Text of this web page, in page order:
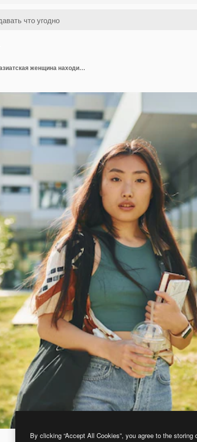
Стоя напротив современного здания Молодая азиатская женщина находится на улице в дневное время
By clicking “Accept All Cookies”, you agree to the